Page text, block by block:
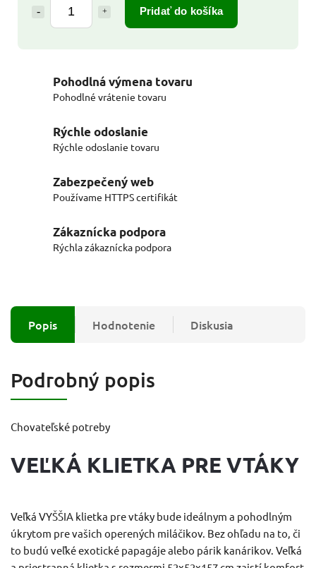
Pridať do košíka
Pohodlná výmena tovaru
Pohodlné vrátenie tovaru
Rýchle odoslanie
Rýchle odoslanie tovaru
Zabezpečený web
Používame HTTPS certifikát
Zákaznícka podpora
Rýchla zákaznícka podpora
Popis Hodnotenie Diskusia
Podrobný popis
Chovateľské potreby
VEĽKÁ KLIETKA PRE VTÁKY
Veľká VYŠŠIA klietka pre vtáky bude ideálnym a pohodlným
úkrytom pre vašich operených miláčikov. Bez ohľadu na to, či
to budú veľké exotické papagáje alebo párik kanárikov. Veľká